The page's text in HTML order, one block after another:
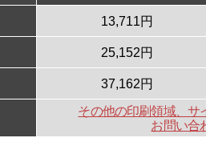
13,711円
25,152円
37,162円
その他の印刷領域、サ
お問い合